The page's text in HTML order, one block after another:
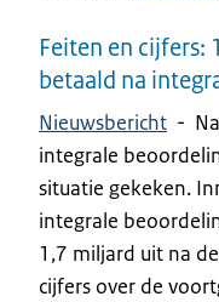
Feiten en
betaald na
Nieuwsbericht -
integrale
situatie gekeken.
integrale
1,7 miljard uit na
cijfers over de